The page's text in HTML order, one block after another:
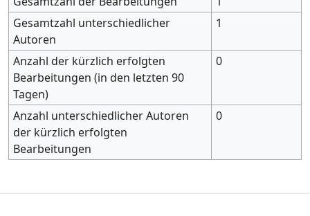
Gesamtzahl unterschiedlicher
Autoren
1
Anzahl der kürzlich erfolgten
Bearbeitungen (in den letzten 90
Tagen)
0
Anzahl unterschiedlicher Autoren
der kürzlich erfolgten
Bearbeitungen
0